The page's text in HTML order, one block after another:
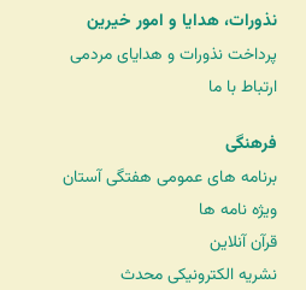
نذورات، هدایا و امور خیرین
پرداخت نذورات و هدایای مردمی
ارتباط با ما
فرهنگی
برنامه های عمومی هفتگی آستان
ویژه نامه ها
قرآن آنلاین
نشریه الکترونیکی محدث